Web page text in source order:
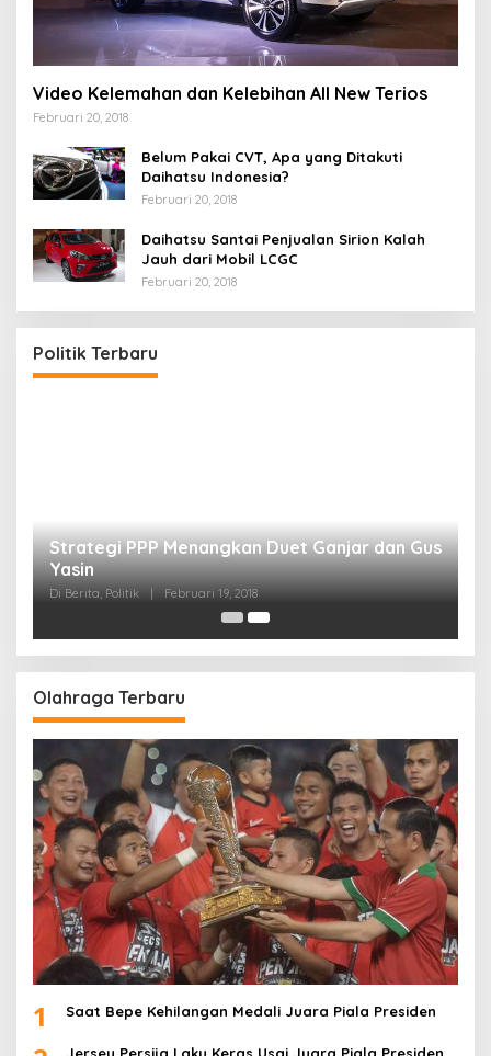
Video Kelemahan dan Kelebihan All New Terios
Februari 20, 2018
Belum Pakai CVT, Apa yang Ditakuti
Daihatsu Indonesia?
Februari 20, 2018
Daihatsu Santai Penjualan Sirion Kalah
Jauh dari Mobil LCGC
Februari 20, 2018
Politik Terbaru
Strategi PPP Menangkan Duet Ganjar dan Gus
Yasin
Di Berita, Politik Februari 19, 2018
Olahraga Terbaru
1 Saat Bepe Kehilangan Medali Juara Piala Presiden
Jersey Persija Laku Keras Usai Juara Piala Presiden